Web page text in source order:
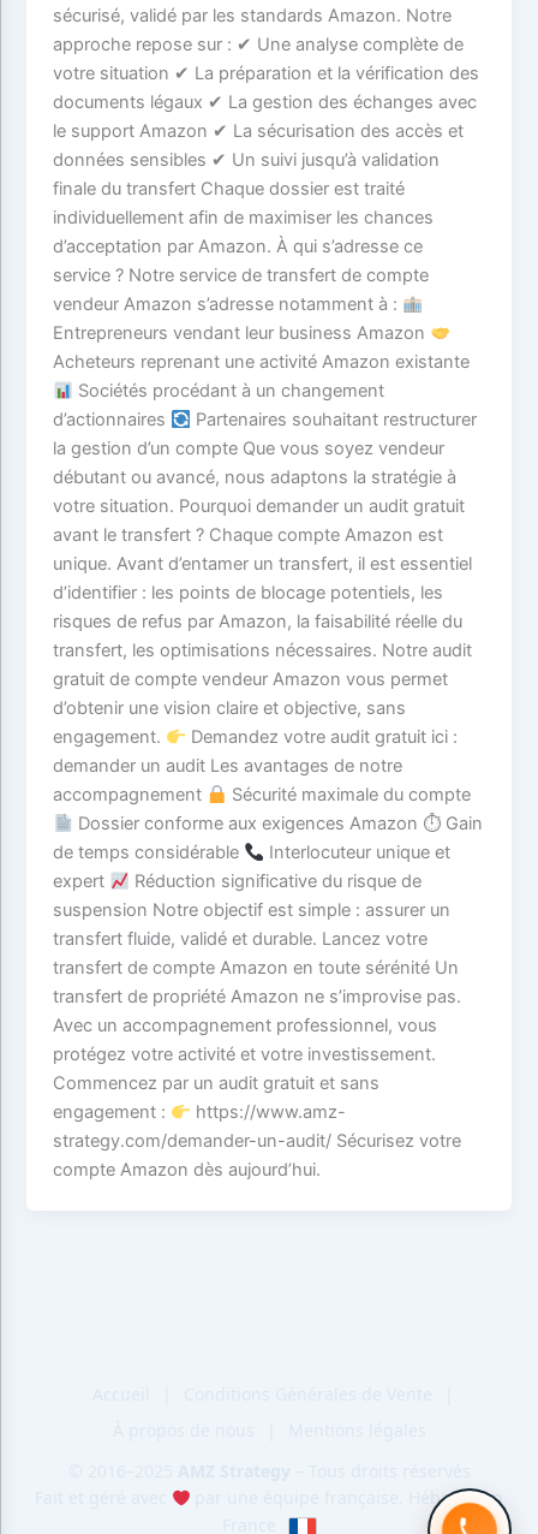
sécurisé, validé par les standards Amazon. Notre
approche repose sur : ✔ Une analyse complète de
votre situation ✔ La préparation et la vérification des
documents légaux ✔ La gestion des échanges avec
le support Amazon ✔ La sécurisation des accès et
données sensibles ✔ Un suivi jusqu’à validation
finale du transfert Chaque dossier est traité
individuellement afin de maximiser les chances
d’acceptation par Amazon. À qui s’adresse ce
service ? Notre service de transfert de compte
vendeur Amazon s’adresse notamment à :
Entrepreneurs vendant leur business Amazon
Acheteurs reprenant une activité Amazon existante
Sociétés procédant à un changement
d’actionnaires
Partenaires souhaitant restructurer
la gestion d’un compte Que vous soyez vendeur
débutant ou avancé, nous adaptons la stratégie à
votre situation. Pourquoi demander un audit gratuit
avant le transfert ? Chaque compte Amazon est
unique. Avant d’entamer un transfert, il est essentiel
d’identifier : les points de blocage potentiels, les
risques de refus par Amazon, la faisabilité réelle du
transfert, les optimisations nécessaires. Notre audit
gratuit de compte vendeur Amazon vous permet
d’obtenir une vision claire et objective, sans
engagement.
Demandez votre audit gratuit ici :
demander un audit Les avantages de notre
accompagnement
Sécurité maximale du compte
Dossier conforme aux exigences Amazon ⏱ Gain
de temps considérable
Interlocuteur unique et
expert
Réduction significative du risque de
suspension Notre objectif est simple : assurer un
transfert fluide, validé et durable. Lancez votre
transfert de compte Amazon en toute sérénité Un
transfert de propriété Amazon ne s’improvise pas.
Avec un accompagnement professionnel, vous
protégez votre activité et votre investissement.
Commencez par un audit gratuit et sans
engagement :
https://www.amz-
strategy.com/demander-un-audit/ Sécurisez votre
compte Amazon dès aujourd’hui.
par une équipe française. Hébergé en